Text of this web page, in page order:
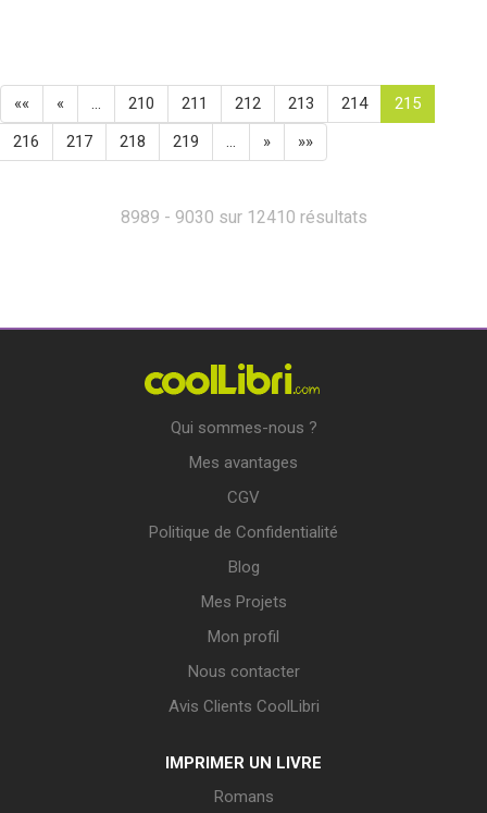
«« « … 210 211 212 213 214
215
216
217 218 219 … » »»
8989 - 9030 sur 12410 résultats
Qui sommes-nous ?
Mes avantages
CGV
Politique de Confidentialité
Blog
Mes Projets
Mon profil
Nous contacter
Avis Clients CoolLibri
IMPRIMER UN LIVRE
Romans